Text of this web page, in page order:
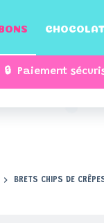
CHOCOLAT
🔒 Paiement
BRETS CHIPS DE